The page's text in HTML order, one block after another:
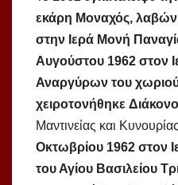
εκάρη Μοναχός, λαβών
στην Ιερά Μονή
Αυγούστου 1962 στον
Αναργύρων του
χειροτονήθηκε
Μαντινείας και
Οκτωβρίου 1962 στον
του Αγίου Βασιλείου